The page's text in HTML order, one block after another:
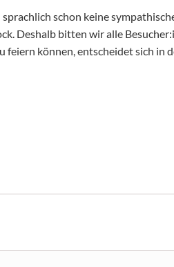
schon keine
Deshalb bitten wir alle
können, entscheidet sich in